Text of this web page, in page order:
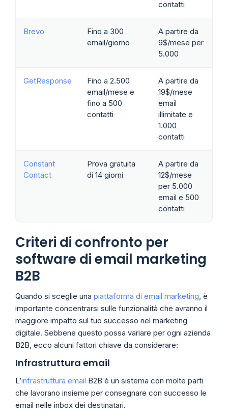
contatti
Brevo
Fino a 300
email/giorno
A partire da
9$/mese per
5.000
GetResponse
Fino a 2.500
email/mese e
fino a 500
contatti
A partire da
19$/mese
email
illimitate e
1.000
contatti
Constant
Contact
Prova gratuita
di 14 giorni
A partire da
12$/mese
per 5.000
email e 500
contatti
Criteri di confronto per
software di email marketing
B2B
Quando si sceglie una piattaforma di email marketing, è
importante concentrarsi sulle funzionalità che avranno il
maggiore impatto sul tuo successo nel marketing
digitale. Sebbene questo possa variare per ogni azienda
B2B, ecco alcuni fattori chiave da considerare:
Infrastruttura email
L’infrastruttura email B2B è un sistema con molte parti
che lavorano insieme per consegnare con successo le
email nelle inbox dei destinatari.